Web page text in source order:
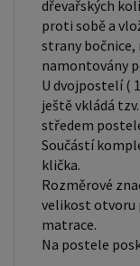
místa ve své ložnici. Materiál
borovice je typ
pevností a
se řadí mezi
než masivní
Borovicové
okouzlující
obsahu jádra
hnědého nebo
materiál je
například pro
dřevařských
proti sobě a
strany bočnice,
namontovány
U dvojpostelí (
ještě vkládá
středem
Součástí
klička.
Rozměrové
velikost otvoru
matrace.
Na postele